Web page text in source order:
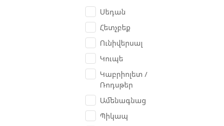
Belarus
Benelli
Bentley
Besturn B50
Bianchi
Bogdan
BORO
BRP Can-am
Սեդան
Հետչբեք
Ունիվերսալ
Կուպե
Կաբրիոլետ /
Ռոդսթեր
Ամենագնաց
Պիկապ